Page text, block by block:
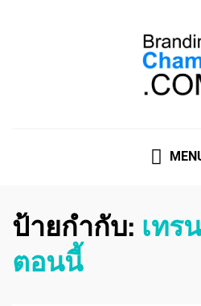
ป้ายกำกับ: เทร
ตอนนี้